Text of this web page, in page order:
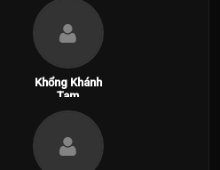
Khổng Khánh
Tam